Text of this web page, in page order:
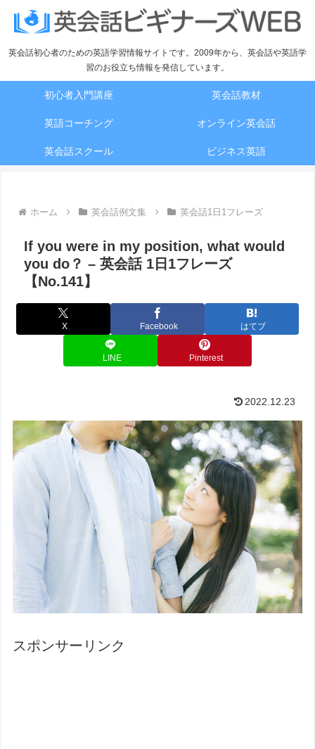
英会話初心者のための英語学習情報サイトです。2009年から、英会話や英語学
習のお役立ち情報を発信しています。
初心者入門講座 英会話教材
英語コーチング オンライン英会話
英会話スクール ビジネス英語
ホーム 英会話例文集 英会話1日1フレーズ
If you were in my position, what would
you do？ – 英会話 1日1フレーズ
【No.141】
X Facebook はてブ
LINE Pinterest
2022.12.23
スポンサーリンク